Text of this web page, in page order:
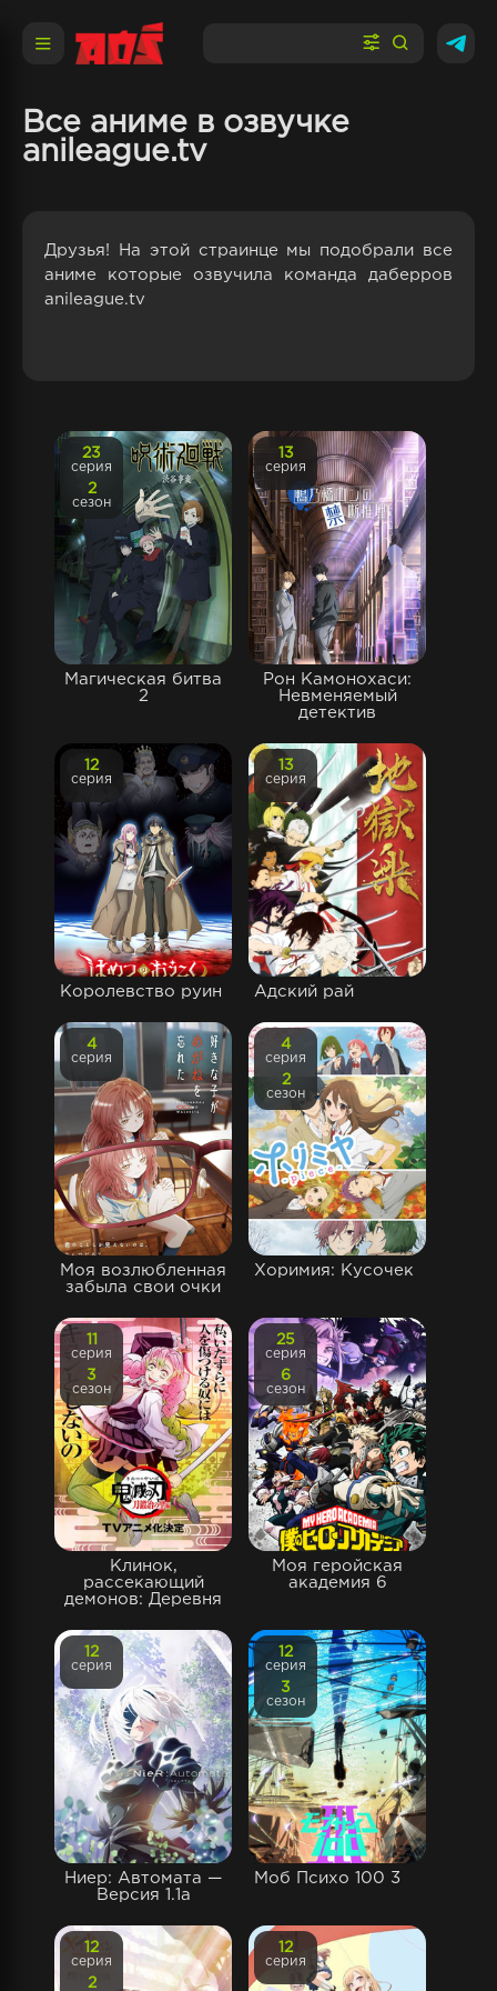
Все аниме в озвучке
anileague.tv
Друзья! На этой страинце мы подобрали все
аниме которые озвучила команда даберров
anileague.tv
Магическая битва
2
23
серия
2
сезон
Рон Камонохаси:
Невменяемый
детектив
13
серия
Королевство руин
12
серия
Адский рай
13
серия
Моя возлюбленная
забыла свои очки
4
серия
Хоримия: Кусочек
4
серия
2
сезон
Клинок,
рассекающий
демонов: Деревня
11
серия
3
сезон
Моя геройская
академия 6
25
серия
6
сезон
Ниер: Автомата —
Версия 1.1а
12
серия
Моб Психо 100 3
12
серия
3
сезон
12
серия
2
12
серия